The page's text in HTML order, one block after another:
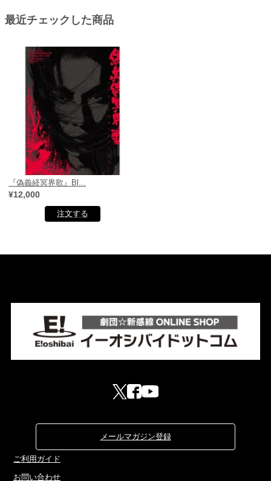
最近チェックした商品
『偽義経冥界歌』Bl...
¥12,000
メールマガジン登録
ご利用ガイド
お問い合わせ